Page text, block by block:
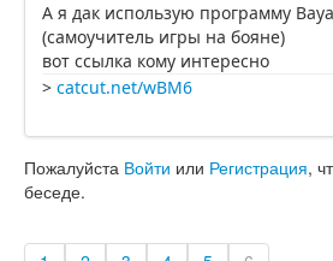
А я дак использую программу
(самоучитель игры на бояне)
вот ссылка кому интересно
> catcut.net/wBM6
Пожалуйста Войти или Регистрация,
беседе.